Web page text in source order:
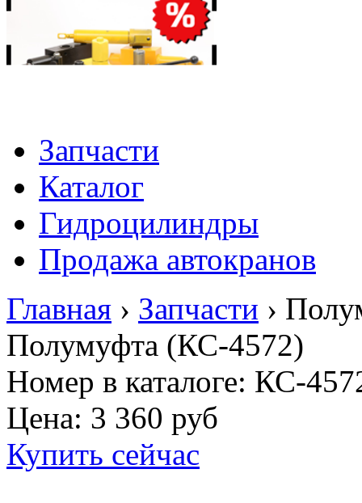
Запчасти
Каталог
Гидроцилиндры
Продажа автокранов
Главная › Запчасти ›
Полумуфта (КС-4572)
Номер в каталоге: КС-
Цена: 3 360 руб
Купить сейчас